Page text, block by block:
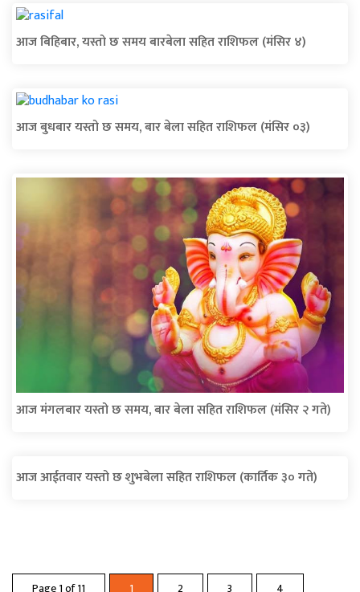
आज बिहिबार, यस्तो छ समय बारबेला सहित राशिफल (मंसिर ४)
आज बुधबार यस्तो छ समय, बार बेला सहित राशिफल (मंसिर ०३)
आज मंगलबार यस्तो छ समय, बार बेला सहित राशिफल (मंसिर २ गते)
आज आईतवार यस्तो छ शुभबेला सहित राशिफल (कार्तिक ३० गते)
Page 1 of 11 1 2 3
4